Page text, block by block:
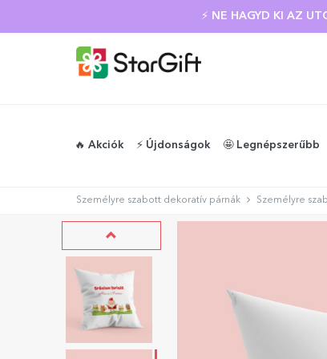
⚡ NE HAGYD KI AZ
🔥 Akciók ⚡️ Újdonságok 🤩 Legnépszerűbb
Személyre szabott dekoratív párnák Személyre